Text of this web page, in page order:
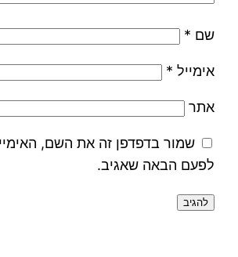
שם *
אימייל *
אתר
שמור בדפדפן זה את השם,
לפעם הבאה שאגיב.